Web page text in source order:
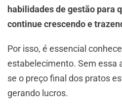
habilidades de gestão para
continue crescendo e
Por isso, é essencial
estabelecimento. Sem essa
se o preço final dos pratos
gerando lucros.